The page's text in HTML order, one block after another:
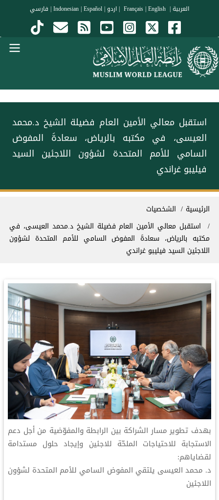
تجاوز إلى المحتوى الرئيسي
العربية|
|English
| اردو|
Indonesian |Español
| فارسي
استقبل معالي الأمين العام فضيلة الشيخ د.⁧‫محمد
العيسى‬⁩، في مكتبه بالرياض، سعادةَ المفوض
السامي للأمم المتحدة لشؤون اللاجئين السيد
فيليبو غراندي
مسار التنقل
الرئيسية
الشخصيات
استقبل معالي الأمين العام فضيلة الشيخ د.⁧‫محمد العيسى‬⁩، في
مكتبه بالرياض، سعادةَ المفوض السامي للأمم المتحدة لشؤون
اللاجئين السيد فيليبو غراندي
بهدف تطوير مسار الشراكة بين الرابطة والمفوّضية من أجل دعم
الاستجابة للاحتياجات الملحّة للاجئين وإيجاد حلول مستدامة
لقضاياهم:
د. محمد العيسى يلتقي المفوض السامي للأمم المتحدة لشؤون
اللاجئين